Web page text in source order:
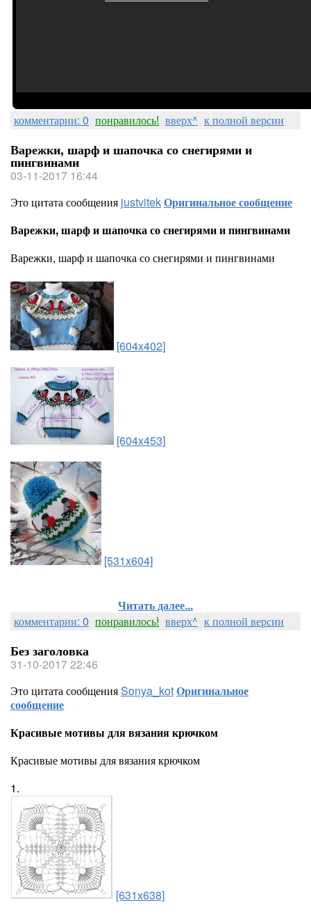
комментарии: 0 понравилось! вверх^ к полной версии
Варежки, шарф и шапочка со снегирями и
пингвинами
03-11-2017 16:44
Это цитата сообщения justvitekОригинальное сообщение
Варежки, шарф и шапочка со снегирями и пингвинами
Варежки, шарф и шапочка со снегирями и пингвинами
[604x402]
[604x453]
[531x604]
Читать далее...
комментарии: 0 понравилось! вверх^ к полной версии
Без заголовка
31-10-2017 22:46
Это цитата сообщенияSonya_kotОригинальное
сообщение
Красивые мотивы для вязания крючком
Красивые мотивы для вязания крючком
1.
[631x638]